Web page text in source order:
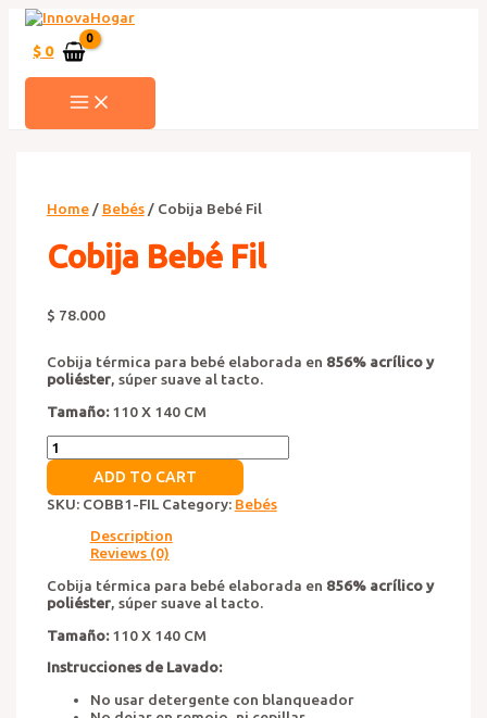
contenido
$ 0
MAIN
MENU
Home/ Bebés/ Cobija Bebé Fil
Cobija Bebé Fil
$ 78.000
Cobija térmica para bebé elaborada en 856% acrílico y
poliéster, súper suave al tacto.
Tamaño:110 X 140 CM
Cobija
Bebé
quantity
ADD TO CART
SKU: COBB1-FIL Category: Bebés
Description
Reviews (0)
Cobija térmica para bebé elaborada en 856% acrílico y
poliéster, súper suave al tacto.
Tamaño:110 X 140 CM
Instrucciones de Lavado:
No usar detergente con blanqueador